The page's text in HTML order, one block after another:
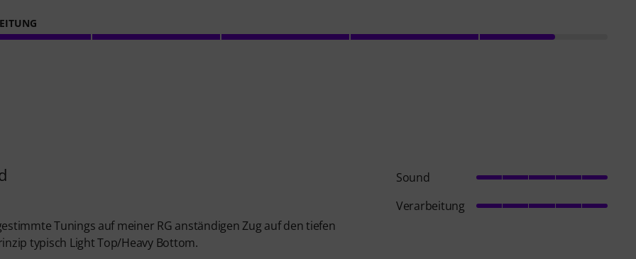
Tunings auf meiner RG anständigen Zug auf den tiefen
typisch Light Top/Heavy Bottom.
Sound
Verarbeitung